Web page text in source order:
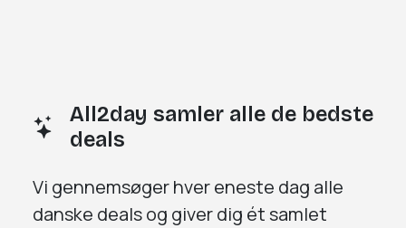
All2day samler alle de bedste
deals
Vi gennemsøgerhver eneste dag alle
danske deals og giver dig ét samlet